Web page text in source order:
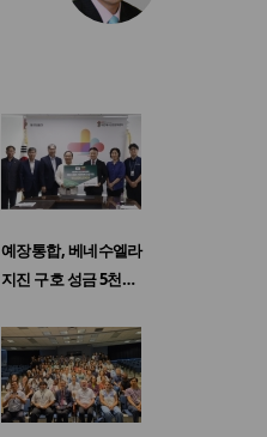
예장통합, 베네수엘라
지진 구호 성금 5천…